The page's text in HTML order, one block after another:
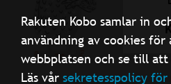
Rakuten Kobo samlar in
användning av cookies
webbplatsen och se till
Läs vårsekretesspolicy